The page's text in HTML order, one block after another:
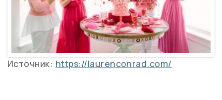
Источник: https://laurenconrad.com/